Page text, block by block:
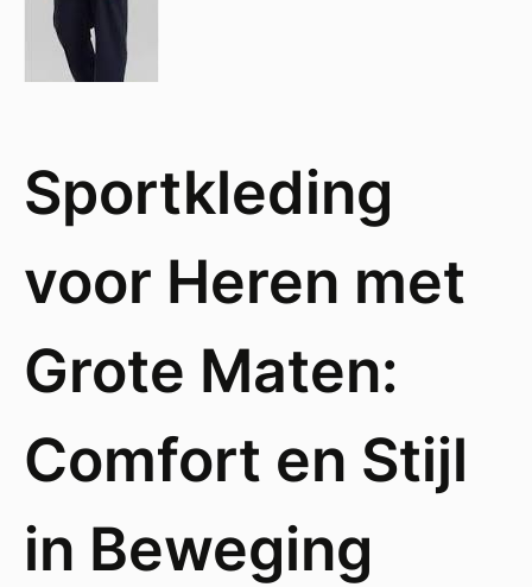
Sportkleding
voor Heren met
Grote Maten:
Comfort en Stijl
in Beweging